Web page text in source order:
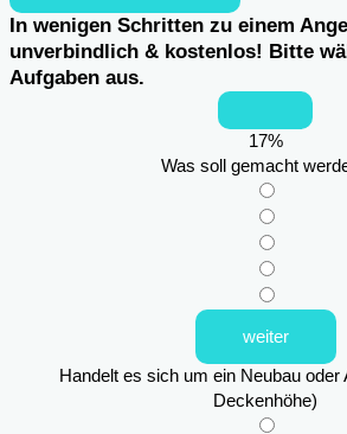
In wenigen Schritten zu einem
unverbindlich & kostenlos! Bitte
Aufgaben aus.
17%
Was soll gemacht
weiter
Handelt es sich um ein Neubau oder
Deckenhöhe)